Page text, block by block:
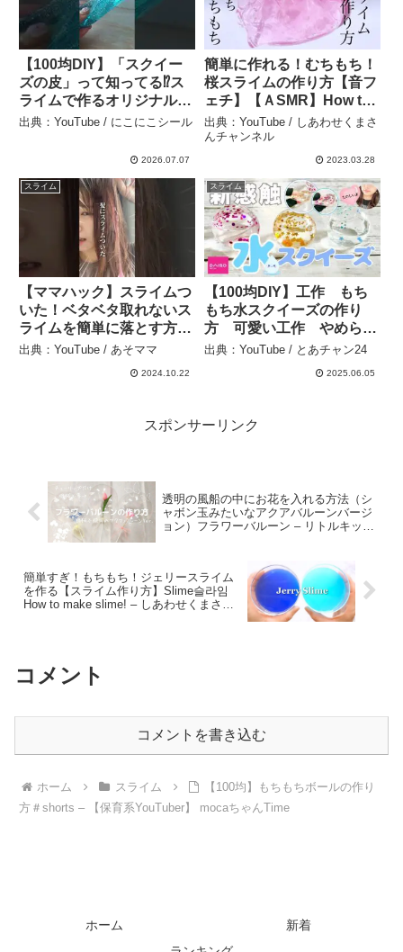
【100均DIY】「スクイー
ズの皮」って知ってる⁉️ス
ライムで作るオリジナルス
クイーズが最高すぎた✨ –
出典：YouTube / にこにこシール
2026.07.07
簡単に作れる！むちもち！
桜スライムの作り方【音フ
ェチ】【ＡSMR】How to
make slime! – しあわせく
まさんチャンネル
出典：YouTube / しあわせくまさ
んチャンネル
2023.03.28
スライム
【ママハック】スライムつ
いた！ベタベタ取れないス
ライムを簡単に落とす方
法！ – あそママ
出典：YouTube / あそママ
2024.10.22
スライム
【100均DIY】工作 もち
もち水スクイーズの作り
方 可愛い工作 やめられ
ない感触 100均素材で簡
究 自由工作 おうち時間
出典：YouTube / とあチャン24
2025.06.05
スポンサーリンク
透明の風船の中にお花を入れる方法（シ
ャボン玉みたいなアクアバルーンバージ
ョン）フラワーバルーン – リトルキッズ
簡単すぎ！もちもち！ジェリースライム
を作る【スライム作り方】Slime슬라임
How to make slime! – しあわせくまさん
コメント
コメントを書き込む
ホーム スライム
【100均】もちもちボールの作り
方＃shorts – 【保育系YouTuber】 mocaちゃんTime
ホーム
新着